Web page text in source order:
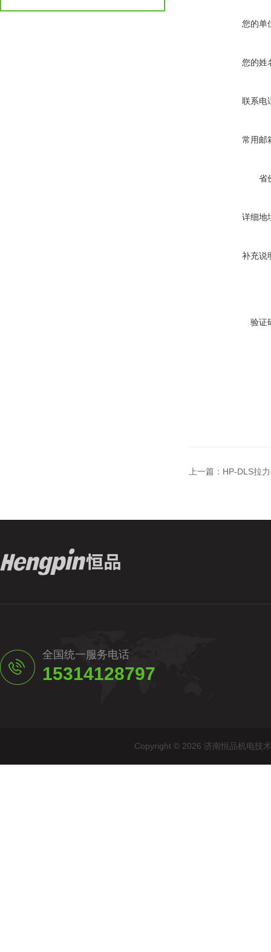
您的单
您的姓
联系电
常用邮
省
详细地
补充说
验证
上一篇： HP-DLS拉
全国统一服务电话
15314128797
Copyright © 2026 济南恒品机电技